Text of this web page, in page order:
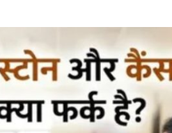
की भिड़ंत,
दिलैक का
के
खिलाफ
सड़क
पर
उतरा
पिकाचू,
March 28, 2025
तुर्किए में
पर उतरा
वीडियो…